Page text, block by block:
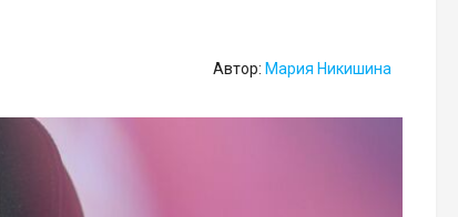
Автор: Мария Никишина